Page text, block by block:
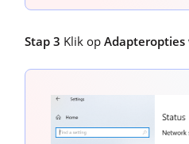
Stap 3 Klik op Adapteropties